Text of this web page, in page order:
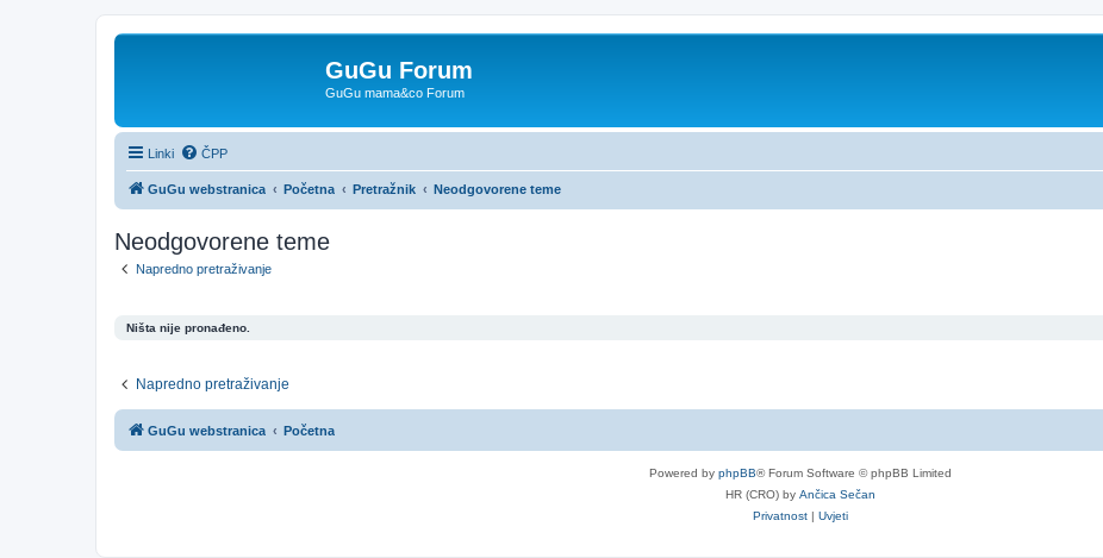
GuGu Forum
GuGu mama&co Forum
Linki ČPP
GuGu webstranica Početna Pretražnik Neodgovorene teme
Neodgovorene teme
Napredno pretraživanje
Ništa nije pronađeno.
Napredno pretraživanje
GuGu webstranica Početna
Powered by phpBB® Forum Software © phpBB Limited
HR (CRO) by Ančica Sečan
Privatnost | Uvjeti